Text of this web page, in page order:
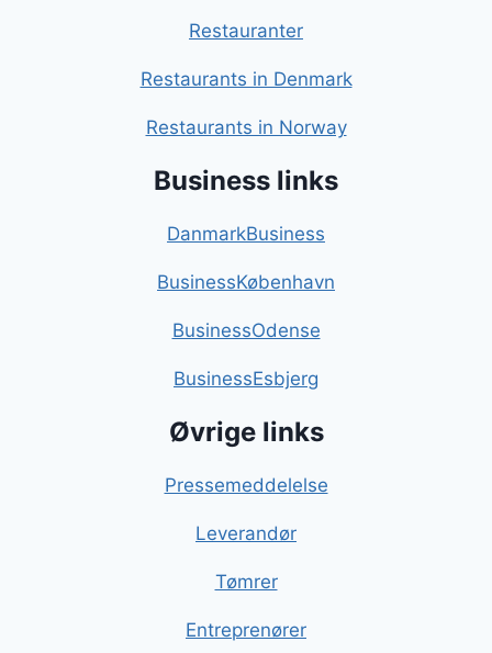
Restauranter
Restaurants in Denmark
Restaurants in Norway
Business links
DanmarkBusiness
BusinessKøbenhavn
BusinessOdense
BusinessEsbjerg
Øvrige links
Pressemeddelelse
Leverandør
Tømrer
Entreprenører